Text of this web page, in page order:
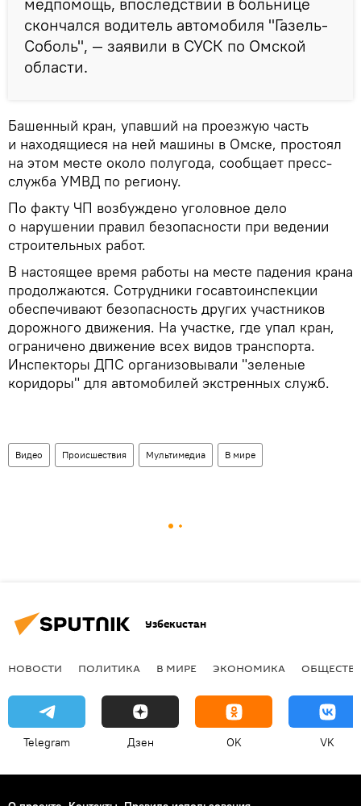
скончался водитель автомобиля "Газель-
Соболь", — заявили в СУСК по Омской
области.
Башенный кран, упавший на проезжую часть
и находящиеся на ней машины в Омске, простоял
на этом месте около полугода, сообщает пресс-
служба УМВД по региону.
По факту ЧП возбуждено уголовное дело
о нарушении правил безопасности при ведении
строительных работ.
В настоящее время работы на месте падения крана
продолжаются. Сотрудники госавтоинспекции
обеспечивают безопасность других участников
дорожного движения. На участке, где упал кран,
ограничено движение всех видов транспорта.
Инспекторы ДПС организовывали "зеленые
коридоры" для автомобилей экстренных служб.
Видео Происшествия Мультимедиа В мире
Узбекистан
НОВОСТИ ПОЛИТИКА В МИРЕ ЭКОНОМИКА
Telegram Дзен OK VK